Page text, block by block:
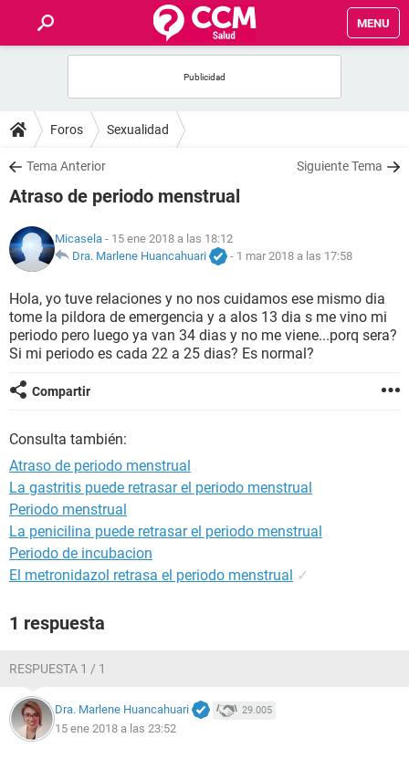
MENU
FOROS
SALUD
NUTRICIÓN
BIENESTAR
SEXUALIDAD
GLOSARIO
Foros Sexualidad
Tema Anterior Siguiente Tema
Atraso de periodo menstrual
Micasela - 15 ene 2018 a las 18:12
Dra. Marlene Huancahuari
- 1 mar 2018 a las 17:58
Hola, yo tuve relaciones y no nos cuidamos ese mismo dia
tome la pildora de emergencia y a alos 13 dia s me vino mi
periodo pero luego ya van 34 dias y no me viene...porq sera?
Si mi periodo es cada 22 a 25 dias? Es normal?
Compartir
Consulta también:
Atraso de periodo menstrual
La gastritis puede retrasar el periodo menstrual
Periodo menstrual
La penicilina puede retrasar el periodo menstrual
Periodo de incubacion
El metronidazol retrasa el periodo menstrual ✓
1 respuesta
RESPUESTA 1 / 1
Dra. Marlene Huancahuari 29.005
15 ene 2018 a las 23:52